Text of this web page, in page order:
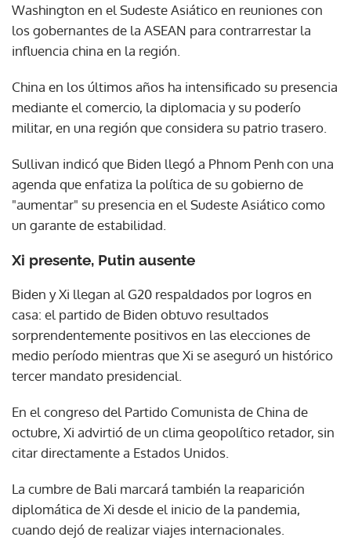
Washington en el Sudeste Asiático en reuniones con
los gobernantes de la ASEAN para contrarrestar la
influencia china en la región.
China en los últimos años ha intensificado su presencia
mediante el comercio, la diplomacia y su poderío
militar, en una región que considera su patrio trasero.
Sullivan indicó que Biden llegó a Phnom Penh con una
agenda que enfatiza la política de su gobierno de
"aumentar" su presencia en el Sudeste Asiático como
un garante de estabilidad.
Xi presente, Putin ausente
Biden y Xi llegan al G20 respaldados por logros en
casa: el partido de Biden obtuvo resultados
sorprendentemente positivos en las elecciones de
medio período mientras que Xi se aseguró un histórico
tercer mandato presidencial.
En el congreso del Partido Comunista de China de
octubre, Xi advirtió de un clima geopolítico retador, sin
citar directamente a Estados Unidos.
La cumbre de Bali marcará también la reaparición
diplomática de Xi desde el inicio de la pandemia,
cuando dejó de realizar viajes internacionales.